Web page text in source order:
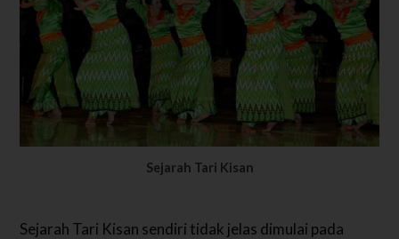
Sejarah Tari Kisan
Sejarah Tari Kisan sendiri tidak jelas dimulai pada